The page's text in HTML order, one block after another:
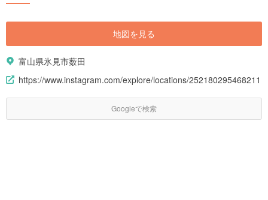
地図を見る
富山県氷見市薮田
https://www.instagram.com/explore/locations/252180295468211
Googleで検索